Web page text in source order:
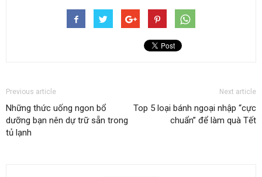
Previous article
Những thức uống ngon bổ
dưỡng bạn nên dự trữ sẵn trong
tủ lạnh
Next article
Top 5 loại bánh ngoại nhập “cực
chuẩn” để làm quà Tết